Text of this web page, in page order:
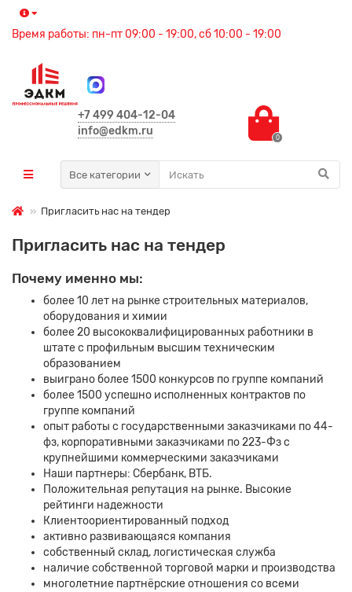
Время работы: пн-пт 09:00 - 19:00, сб 10:00 - 19:00
+7 499 404-12-04
info@edkm.ru
0
Все категории
Пригласить нас на тендер
Пригласить нас на тендер
Почему именно мы:
более 10 лет на рынке строительных материалов,
оборудования и химии
более 20 высококвалифицированных работники в
штате с профильным высшим техническим
образованием
выиграно более 1500 конкурсов по группе компаний
более 1500 успешно исполненных контрактов по
группе компаний
опыт работы с государственными заказчиками по 44-
фз, корпоративными заказчиками по 223-Фз с
крупнейшими коммерческими заказчиками
Наши партнеры: Сбербанк, ВТБ.
Положительная репутация на рынке. Высокие
рейтинги надежности
Клиентоориентированный подход
активно развивающаяся компания
собственный склад, логистическая служба
наличие собственной торговой марки и производства
многолетние партнёрские отношения со всеми